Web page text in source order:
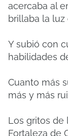
acercaba al
brillaba la luz
Y subió con
habilidades
Cuanto más
más y más
Los gritos de
Fortaleza de